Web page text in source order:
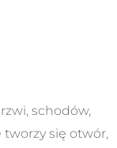
schodów,
się otwór,